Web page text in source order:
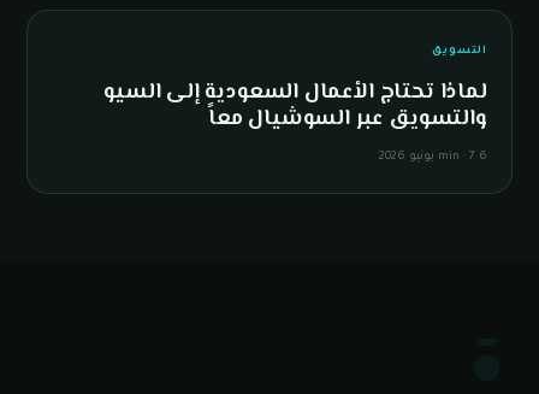
&
التسويق
لماذا تحتاج الأعمال السعودية إلى السيو
والتسويق عبر السوشيال معاً
6 min
· 7 يونيو 2026